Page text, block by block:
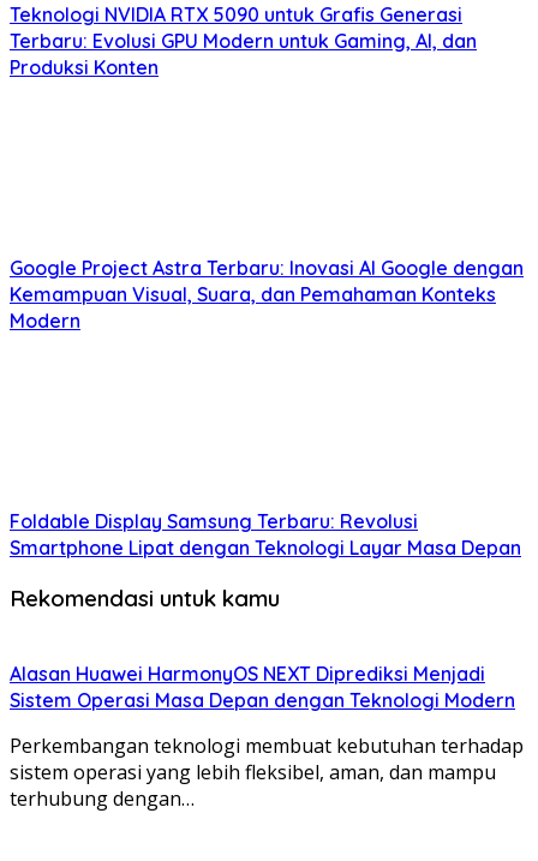
Teknologi NVIDIA RTX 5090 untuk Grafis Generasi
Terbaru: Evolusi GPU Modern untuk Gaming, AI, dan
Produksi Konten
Google Project Astra Terbaru: Inovasi AI Google dengan
Kemampuan Visual, Suara, dan Pemahaman Konteks
Modern
Foldable Display Samsung Terbaru: Revolusi
Smartphone Lipat dengan Teknologi Layar Masa Depan
Rekomendasi untuk kamu
Alasan Huawei HarmonyOS NEXT Diprediksi Menjadi
Sistem Operasi Masa Depan dengan Teknologi Modern
Perkembangan teknologi membuat kebutuhan terhadap
sistem operasi yang lebih fleksibel, aman, dan mampu
terhubung dengan…